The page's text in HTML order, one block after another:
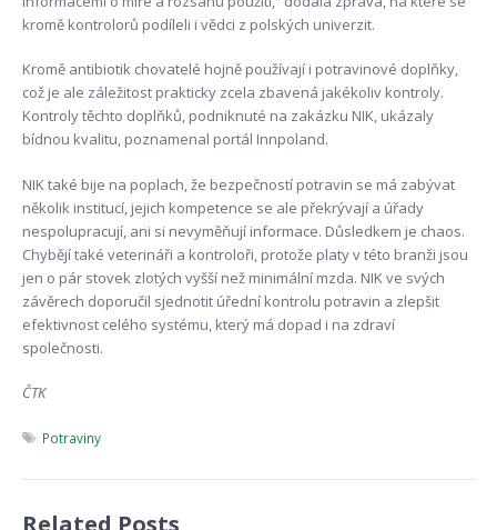
kromě kontrolorů podíleli i vědci z polských univerzit.
Kromě antibiotik chovatelé hojně používají i potravinové doplňky,
což je ale záležitost prakticky zcela zbavená jakékoliv kontroly.
Kontroly těchto doplňků, podniknuté na zakázku NIK, ukázaly
bídnou kvalitu, poznamenal portál Innpoland.
NIK také bije na poplach, že bezpečností potravin se má zabývat
několik institucí, jejich kompetence se ale překrývají a úřady
nespolupracují, ani si nevyměňují informace. Důsledkem je chaos.
Chybějí také veterináři a kontroloři, protože platy v této branži jsou
jen o pár stovek zlotých vyšší než minimální mzda. NIK ve svých
závěrech doporučil sjednotit úřední kontrolu potravin a zlepšit
efektivnost celého systému, který má dopad i na zdraví
společnosti.
ČTK
Potraviny
Related Posts